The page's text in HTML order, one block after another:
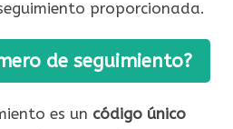
proporcionada.
de seguimiento?
es un código único